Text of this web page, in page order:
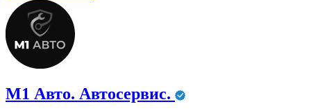
М1 Авто. ​Автосервис.